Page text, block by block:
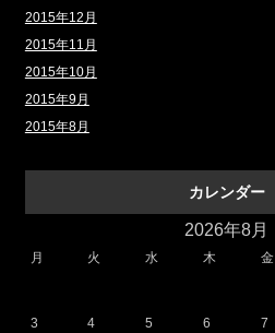
2015年12月
2015年11月
2015年10月
2015年9月
2015年8月
カレンダー
2026年8月
月 火 水 木 金
3 4 5 6 7